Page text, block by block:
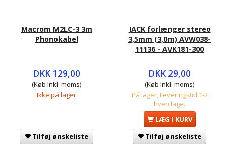
Macrom M2LC-3 3m
Phonokabel
DKK 129,00
(Køb Inkl. moms)
Ikke på lager
Tilføj ønskeliste
JACK forlænger stereo
3,5mm (3,0m) AVW038-
11136 - AVK181-300
DKK 29,00
(Køb Inkl. moms)
På lager, Leveringstid 1-2
hverdage.
LÆG I KURV
Tilføj ønskeliste